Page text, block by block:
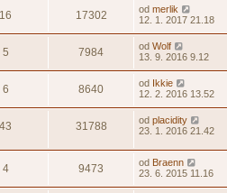
16 17302 od merlik
12. 1. 2017 21.18
5 7984 od Wolf
13. 9. 2016 9.12
6 8640 od
Ikkie
12. 2. 2016 13.52
43 31788 od placidity
23. 1. 2016 21.42
4 9473 od Braenn
23. 6. 2015 11.16